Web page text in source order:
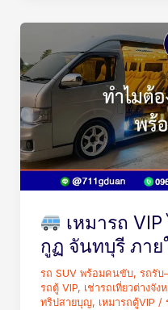
เหมารถ
กูฏ จันทบุรี ภาย
รถ SUV พร้อมคนขับ, รถรับ
รถตู้ VIP, เช่ารถเที่ยวต่างจั
ทริปสายบุญ, เหมารถตู้VIP /
เหมา
รถ
VIP
กลับ
เขา
กูฏ
จันทบุรี
ภายใน
วัน